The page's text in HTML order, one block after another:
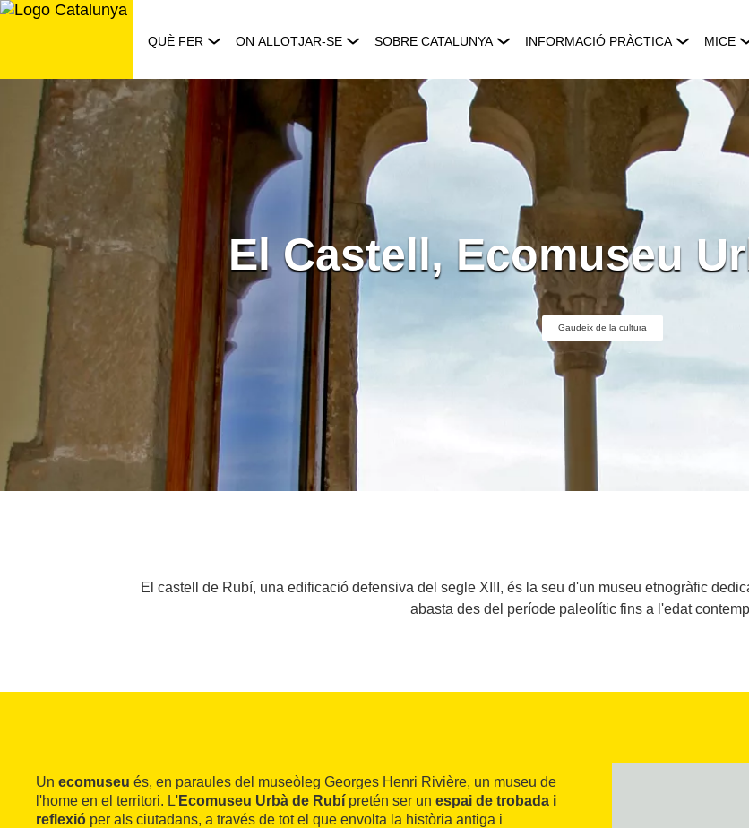
Saltar
QUÈ FER ON ALLOTJAR-SE SOBRE CATALUNYA INFORMACIÓ PRÀCTICA MICE
El Castell, Ecomuseu
Gaudeix de la cultura
El castell de Rubí, una edificació defensiva del segle XIII, és la seu d'un museu etnogràfic
abasta des del període paleolític fins a l'edat
Un ecomuseu és, en paraules del museòleg Georges Henri Rivière, un museu de
l'home en el territori. L'Ecomuseu Urbà de Rubí pretén ser un espai de trobada i
reflexió per als ciutadans, a través de tot el que envolta la història antiga i